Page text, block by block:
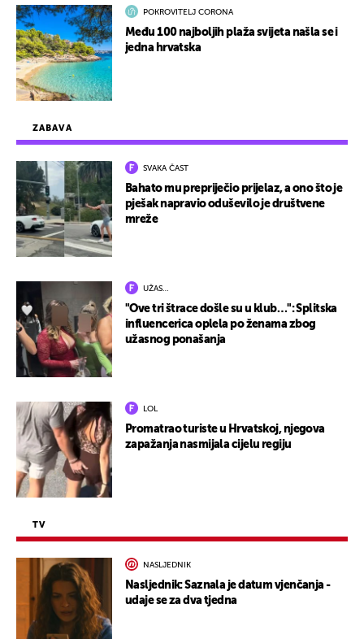
ZABAVA
SVAKA ČAST
Bahato mu prepriječio prijelaz, a ono što je
pješak napravio oduševilo je društvene
mreže
UŽAS…
"Ove tri štrace došle su u klub…": Splitska
influencerica oplela po ženama zbog
užasnog ponašanja
LOL
Promatrao turiste u Hrvatskoj, njegova
zapažanja nasmijala cijelu regiju
TV
NASLJEDNIK
Nasljednik: Saznala je datum vjenčanja -
udaje se za dva tjedna
POKROVITELJ CORONA
Među 100 najboljih plaža svijeta našla se i
jedna hrvatska